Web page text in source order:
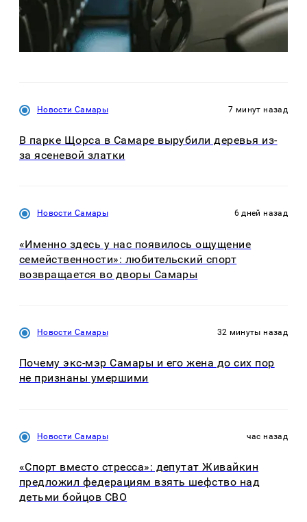
Новости Самары 7 минут назад
В парке Щорса в Самаре вырубили деревья из-
за ясеневой златки
Новости Самары 6 дней назад
«Именно здесь у нас появилось ощущение
семейственности»: любительский спорт
возвращается во дворы Самары
Новости Самары 32 минуты назад
Почему экс-мэр Самары и его жена до сих пор
не признаны умершими
Новости Самары час назад
«Спорт вместо стресса»: депутат Живайкин
предложил федерациям взять шефство над
детьми бойцов СВО